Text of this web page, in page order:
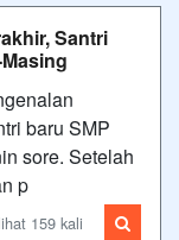
Santri
baru SMP
sore. Setelah
p
159 kali